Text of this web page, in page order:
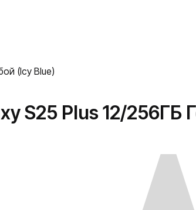
(Icy Blue)
S25 Plus 12/256ГБ